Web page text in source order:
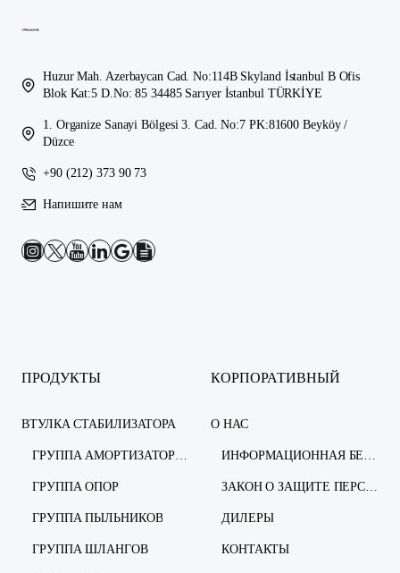
Huzur Mah. Azerbaycan Cad. No:114B Skyland İstanbul B Ofis
Blok Kat:5 D.No: 85 34485 Sarıyer İstanbul TÜRKİYE
1. Organize Sanayi Bölgesi 3. Cad. No:7 PK:81600 Beyköy /
Düzce
+90 (212) 373 90 73
Напишите нам
ПРОДУКТЫ
ВТУЛКА СТАБИЛИЗАТОРА
ГРУППА АМОРТИЗАТОРОВ
ГРУППА ОПОР
ГРУППА ПЫЛЬНИКОВ
ГРУППА ШЛАНГОВ
КОРПОРАТИВНЫЙ
О НАС
ИНФОРМАЦИОННАЯ БЕЗОПАСНОСТЬ
ЗАКОН О ЗАЩИТЕ ПЕРСОНАЛЬНЫХ ДАННЫХ
ДИЛЕРЫ
КОНТАКТЫ